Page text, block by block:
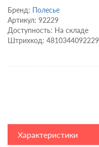
Бренд: Полесье
Артикул: 92229
Доступность: На складе
Штрихкод: 4810344092229
Характеристики